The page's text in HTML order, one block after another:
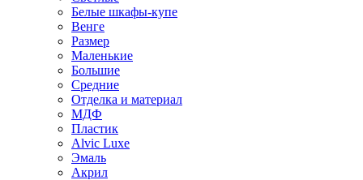
Белые шкафы-купе
Венге
Размер
Маленькие
Большие
Средние
Отделка и материал
МДФ
Пластик
Alvic Luxe
Эмаль
Акрил